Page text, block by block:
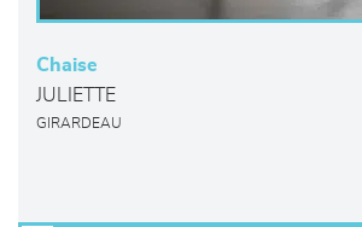
Chaise
JULIETTE
GIRARDEAU